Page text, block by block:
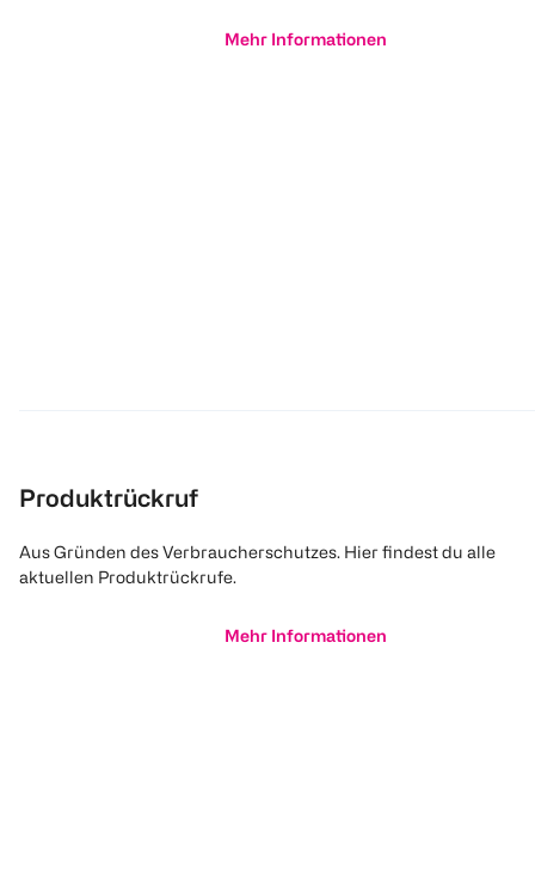
Mehr Informationen
Produktrückruf
Aus Gründen des Verbraucherschutzes. Hier findest du alle
aktuellen Produktrückrufe.
Mehr Informationen